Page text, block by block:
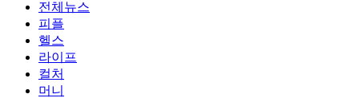
전체뉴스
피플
헬스
라이프
컬처
머니